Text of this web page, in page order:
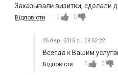
Заказывали визитки, сделали
Відповісти 0 0
25 бер. 2015 р., 09:52:22
Всегда к Вашим
Відповісти 0 0